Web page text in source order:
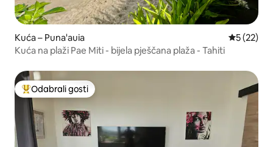
Kuća – Puna'auia Prosječna
5 (22)
Kuća na plaži Pae Miti - bijela pješčana plaža - Tahiti
Među najviše rangiranima s oznakom „Odabrali gosti”
Odabrali gosti